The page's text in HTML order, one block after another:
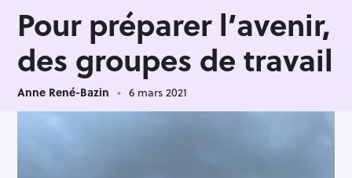
Pour préparer l’avenir,
des groupes de travail
Anne René-Bazin 6 mars 2021